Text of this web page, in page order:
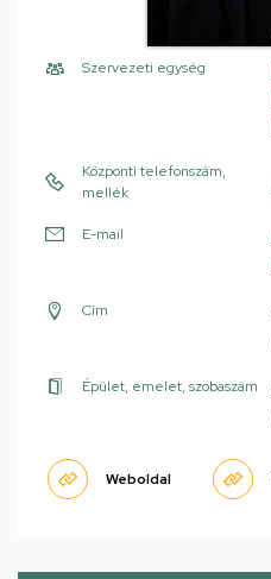
Szervezeti egység
Központi telefonszám,
mellék
E-mail
Cím
Épület, emelet, szobaszám
Weboldal